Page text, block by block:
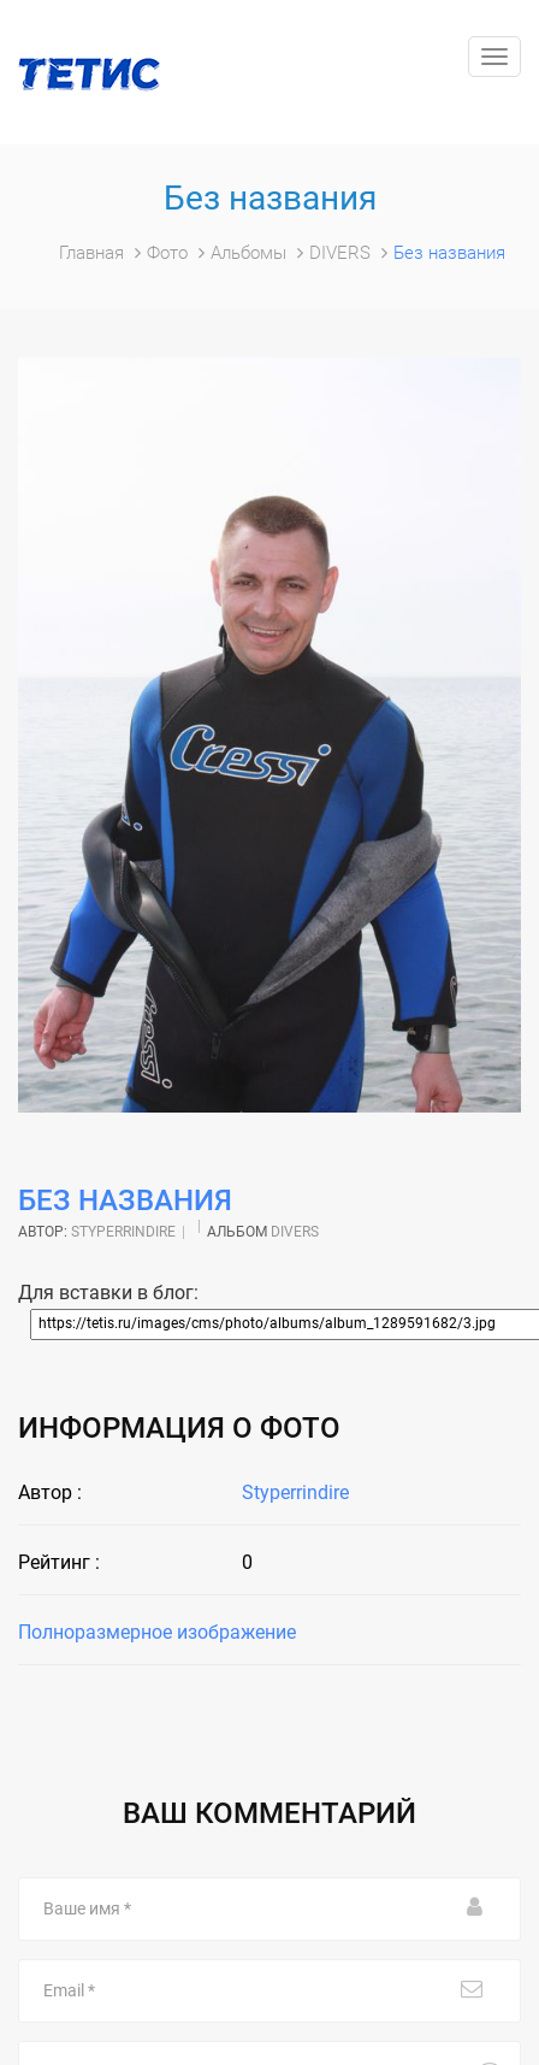
Без названия
Главная Фото Альбомы DIVERS Без названия
БЕЗ НАЗВАНИЯ
АВТОР: STYPERRINDIRE АЛЬБОМ DIVERS
Для вставки в блог:
ИНФОРМАЦИЯ О ФОТО
Автор : Styperrindire
Рейтинг : 0
Полноразмерное изображение
ВАШ КОММЕНТАРИЙ
имя